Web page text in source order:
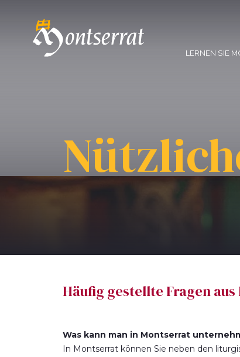
LERNEN SIE
Häufig gestellte Fragen
Was kann man in Montserrat
In Montserrat können Sie neben den